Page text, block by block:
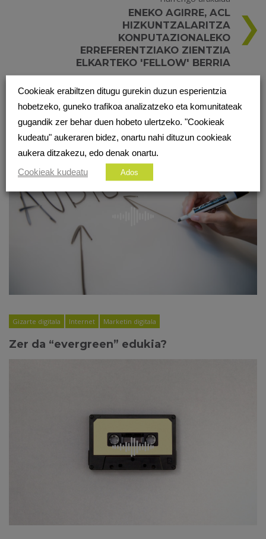
ENEKO AGIRRE, ACL
HIZKUNTZALARITZA
KONPUTAZIONALEKO
ERREFERENTZIAKO ZIENTZIA
ELKARTEKO 'FELLOW' BERRIA
BESTE PODCAST BATZUK
Gizarte digitala Internet Marketin digitala
Zer da “evergreen” edukia?
Cookieak erabiltzen ditugu gurekin duzun esperientzia
hobetzeko, guneko trafikoa analizatzeko eta komunitateak
gugandik zer behar duen hobeto ulertzeko. "Cookieak
kudeatu" aukeraren bidez, onartu nahi dituzun cookieak
aukera ditzakezu, edo denak onartu.
Cookieak kudeatu
Ados